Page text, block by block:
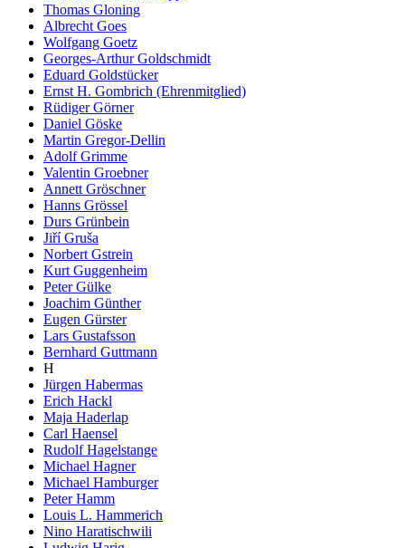
Thomas Gloning
Albrecht Goes
Wolfgang Goetz
Georges-Arthur Goldschmidt
Eduard Goldstücker
Ernst H. Gombrich (Ehrenmitglied)
Rüdiger Görner
Daniel Göske
Martin Gregor-Dellin
Adolf Grimme
Valentin Groebner
Annett Gröschner
Hanns Grössel
Durs Grünbein
Jiří Gruša
Norbert Gstrein
Kurt Guggenheim
Peter Gülke
Joachim Günther
Eugen Gürster
Lars Gustafsson
Bernhard Guttmann
H
Jürgen Habermas
Erich Hackl
Maja Haderlap
Carl Haensel
Rudolf Hagelstange
Michael Hagner
Michael Hamburger
Peter Hamm
Louis L. Hammerich
Nino Haratischwili